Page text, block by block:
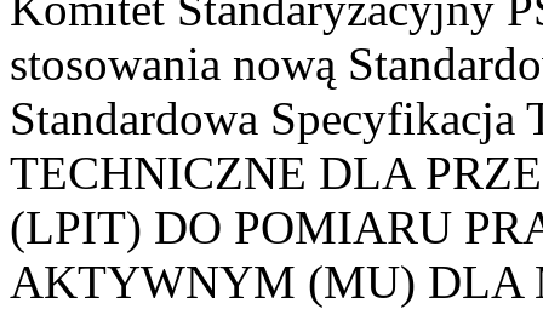
stosowania nową
Standardowa
TECHNICZNE DLA
(LPIT) DO POMIARU
AKTYWNYM (MU) DLA